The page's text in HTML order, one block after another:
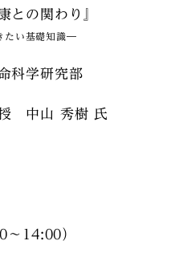
との関わり』
たい基礎知識―
科学研究部
中山 秀樹 氏
14:00）